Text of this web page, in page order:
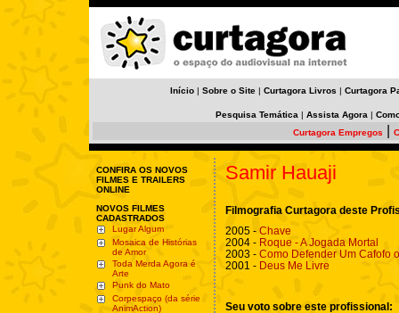
Início | Sobre o Site | Curtagora Livros | Curtagora
Pesquisa Temática | Assista Agora |
Curtagora Empregos
CONFIRA OS NOVOS
FILMES E TRAILERS
ONLINE
NOVOS FILMES
CADASTRADOS
Lugar Algum
Mosaica de Histórias
de Amor
Toda Merda Agora é
Arte
Punk do Mato
Corpespaço (da série
AnimAction)
Samir Hauaji
Filmografia Curtagora deste
2005 - Chave
2004 - Roque - A Jogada Mortal
2003 - Como Defender Um Cafofo
2001 - Deus Me Livre
Seu voto sobre este profissional: